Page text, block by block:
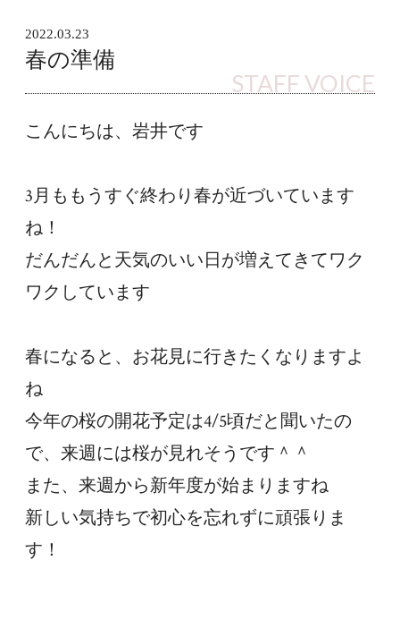
2022.03.23
春の準備
STAFF VOICE
こんにちは、岩井です
3月ももうすぐ終わり春が近づいています
ね！
だんだんと天気のいい日が増えてきてワク
ワクしています
春になると、お花見に行きたくなりますよ
ね
今年の桜の開花予定は4/5頃だと聞いたの
で、来週には桜が見れそうです＾＾
また、来週から新年度が始まりますね
新しい気持ちで初心を忘れずに頑張りま
す！